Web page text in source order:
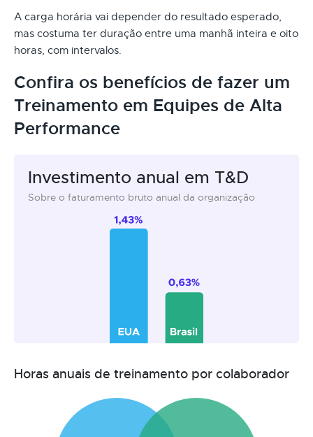
A carga horária vai depender do resultado esperado,
mas costuma ter duração entre uma manhã inteira e oito
horas, com intervalos.
Confira os benefícios de fazer um
Treinamento em Equipes de Alta
Performance
Investimento anual em T&D
Sobre o faturamento bruto anual da organização
Horas anuais de treinamento por colaborador